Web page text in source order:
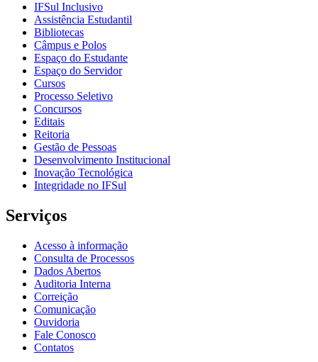
IFSul Inclusivo
Assistência Estudantil
Bibliotecas
Câmpus e Polos
Espaço do Estudante
Espaço do Servidor
Cursos
Processo Seletivo
Concursos
Editais
Reitoria
Gestão de Pessoas
Desenvolvimento Institucional
Inovação Tecnológica
Integridade no IFSul
Serviços
Acesso à informação
Consulta de Processos
Dados Abertos
Auditoria Interna
Correição
Comunicação
Ouvidoria
Fale Conosco
Contatos